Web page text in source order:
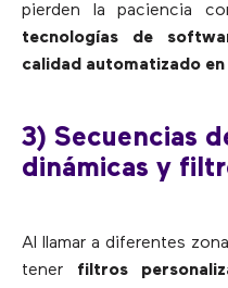
pierden la paciencia
tecnologías de
calidad automatizado
3) Secuencias
dinámicas y
Al llamar a diferentes
tener filtros